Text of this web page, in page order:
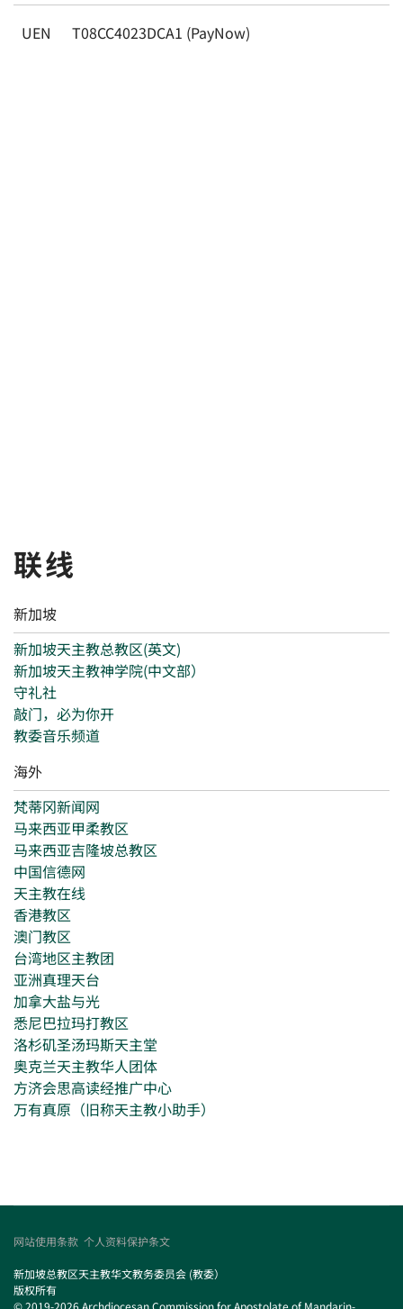
UEN T08CC4023DCA1 (PayNow)
联线
新加坡
新加坡天主教总教区(英文)
新加坡天主教神学院(中文部）
守礼社
敲门，必为你开
教委音乐频道
海外
梵蒂冈新闻网
马来西亚甲柔教区
马来西亚吉隆坡总教区
中国信德网
天主教在线
香港教区
澳门教区
台湾地区主教团
亚洲真理天台
加拿大盐与光
悉尼巴拉玛打教区
洛杉矶圣汤玛斯天主堂
奥克兰天主教华人团体
方济会思高读经推广中心
万有真原（旧称天主教小助手）
网站使用条款 个人资料保护条文
新加坡总教区天主教华文教务委员会 (教委）
版权所有